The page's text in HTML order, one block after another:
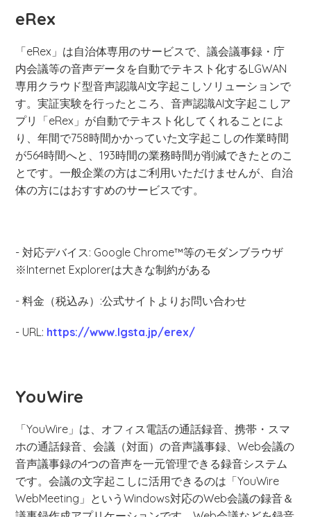
eRex
「eRex」は自治体専用のサービスで、議会議事録・庁
内会議等の音声データを自動でテキスト化するLGWAN
専用クラウド型音声認識AI文字起こしソリューションで
す。実証実験を行ったところ、音声認識AI文字起こしア
プリ「eRex」が自動でテキスト化してくれることによ
り、年間で758時間かかっていた文字起こしの作業時間
が564時間へと、193時間の業務時間が削減できたとのこ
とです。一般企業の方はご利用いただけませんが、自治
体の方にはおすすめのサービスです。
- 対応デバイス: Google Chrome™等のモダンブラウザ
※Internet Explorerは大きな制約がある
- 料金（税込み）:公式サイトよりお問い合わせ
- URL: https://www.lgsta.jp/erex/
YouWire
「YouWire」は、オフィス電話の通話録音、携帯・スマ
ホの通話録音、会議（対面）の音声議事録、Web会議の
音声議事録の4つの音声を一元管理できる録音システム
です。会議の文字起こしに活用できるのは「YouWire
WebMeeting」というWindows対応のWeb会議の録音＆